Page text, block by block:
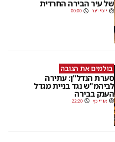
של עיר הבירה החרדית
יוסי וינר 00:00
בולמים את הגובה
סערת הנדל"ן: עתירה
לביהמ"ש נגד בניית מגדל
הענק בבירה
אורי כץ 22:20